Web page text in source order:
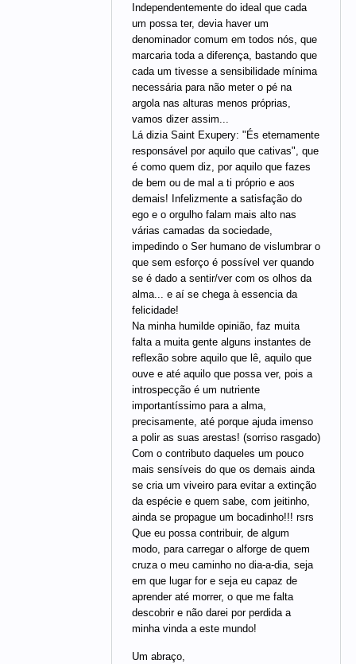
Independentemente do ideal que cada
um possa ter, devia haver um
denominador comum em todos nós, que
marcaria toda a diferença, bastando que
cada um tivesse a sensibilidade mínima
necessária para não meter o pé na
argola nas alturas menos próprias,
vamos dizer assim...
Lá dizia Saint Exupery: "És eternamente
responsável por aquilo que cativas", que
é como quem diz, por aquilo que fazes
de bem ou de mal a ti próprio e aos
demais! Infelizmente a satisfação do
ego e o orgulho falam mais alto nas
várias camadas da sociedade,
impedindo o Ser humano de vislumbrar o
que sem esforço é possível ver quando
se é dado a sentir/ver com os olhos da
alma... e aí se chega à essencia da
felicidade!
Na minha humilde opinião, faz muita
falta a muita gente alguns instantes de
reflexão sobre aquilo que lê, aquilo que
ouve e até aquilo que possa ver, pois a
introspecção é um nutriente
importantíssimo para a alma,
precisamente, até porque ajuda imenso
a polir as suas arestas! (sorriso rasgado)
Com o contributo daqueles um pouco
mais sensíveis do que os demais ainda
se cria um viveiro para evitar a extinção
da espécie e quem sabe, com jeitinho,
ainda se propague um bocadinho!!! rsrs
Que eu possa contribuir, de algum
modo, para carregar o alforge de quem
cruza o meu caminho no dia-a-dia, seja
em que lugar for e seja eu capaz de
aprender até morrer, o que me falta
descobrir e não darei por perdida a
minha vinda a este mundo!
Um abraço,